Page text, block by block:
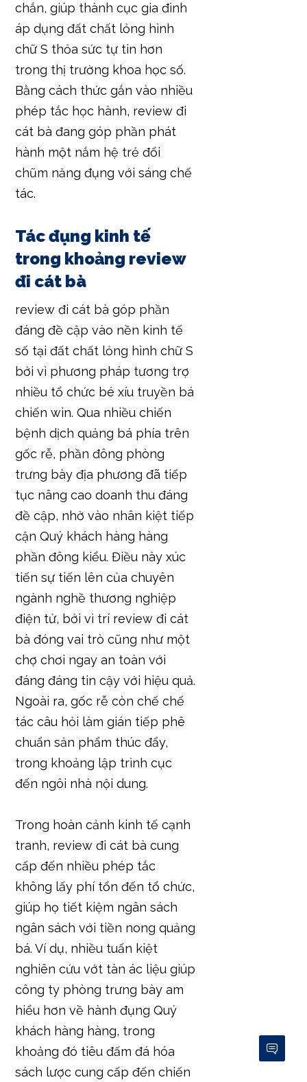
chắn, giúp thành cục gia đình
áp dụng đất chất lỏng hình
chữ S thỏa sức tự tin hơn
trong thị trường khoa học số.
Bằng cách thức gắn vào nhiều
phép tắc học hành, review đi
cát bà đang góp phần phát
hành một nắm hệ trẻ đổi
chũm năng đụng với sáng chế
tác.
Tác đụng kinh tế
trong khoảng review
đi cát bà
review đi cát bà góp phần
đáng đề cập vào nền kinh tế
số tại đất chất lỏng hình chữ S
bởi vì phương pháp tương trợ
nhiều tổ chức bé xíu truyền bá
chiến win. Qua nhiều chiến
bệnh dịch quảng bá phía trên
gốc rễ, phần đông phòng
trưng bày địa phương đã tiếp
tục nâng cao doanh thu đáng
đề cập, nhờ vào nhân kiệt tiếp
cận Quý khách hàng hàng
phần đông kiểu. Điều này xúc
tiến sự tiến lên của chuyên
ngành nghề thương nghiệp
điện tử, bởi vì trí review đi cát
bà đóng vai trò cũng như một
chợ chơi ngay an toàn với
đáng đáng tin cậy với hiệu quả.
Ngoài ra, gốc rễ còn chế chế
tác câu hỏi làm gián tiếp phê
chuẩn sản phẩm thúc đẩy,
trong khoảng lập trình cục
đến ngôi nhà nội dung.
Trong hoàn cảnh kinh tế cạnh
tranh, review đi cát bà cung
cấp đến nhiều phép tắc
không lấy phí tổn đến tổ chức,
giúp họ tiết kiệm ngân sách
ngân sách với tiền nong quảng
bá. Ví dụ, nhiều tuấn kiệt
nghiên cứu vớt tàn ác liệu giúp
công ty phòng trưng bày am
hiểu hơn về hành đụng Quý
khách hàng hàng, trong
khoảng đó tiêu đấm đá hóa
sách lược cung cấp đến chiến